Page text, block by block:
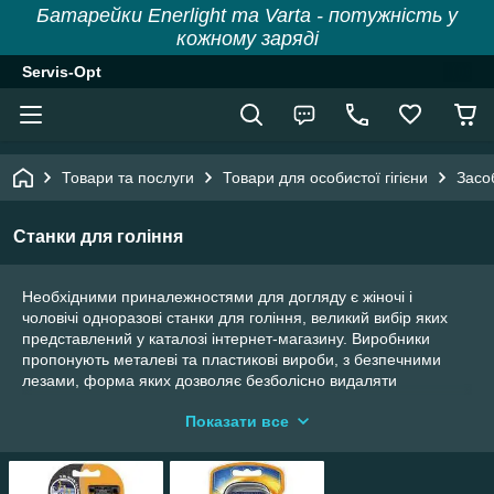
Батарейки Enerlight та Varta - потужність у
кожному заряді
Servis-Opt
Товари та послуги Товари для особистої гігієни
Станки для гоління
Необхідними приналежностями для догляду є жіночі і
чоловічі одноразові станки для гоління, великий вибір яких
представлений у каталозі інтернет-магазину. Виробники
пропонують металеві та пластикові вироби, з безпечними
лезами, форма яких дозволяє безболісно видаляти
Продукція брендів Gillette, Arko, Max, Bic відрізняється
зробити процес менш травматичним для шкіри, особливо для
Показати все